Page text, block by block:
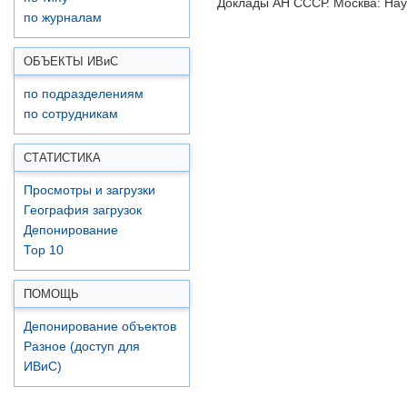
по журналам
ОБЪЕКТЫ ИВиС
по подразделениям
по сотрудникам
СТАТИСТИКА
Просмотры и загрузки
География загрузок
Депонирование
Top 10
ПОМОЩЬ
Депонирование объектов
Разное (доступ для
ИВиС)